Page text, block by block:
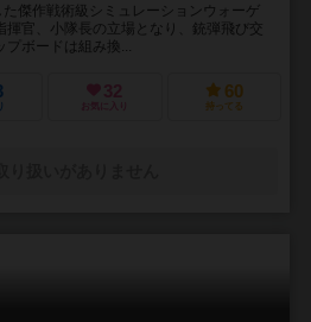
た傑作戦術級シミュレーションウォーゲ
官、小隊長の立場となり、銃弾飛び交
プボードは組み換...
32
お気に入り
60
持ってる